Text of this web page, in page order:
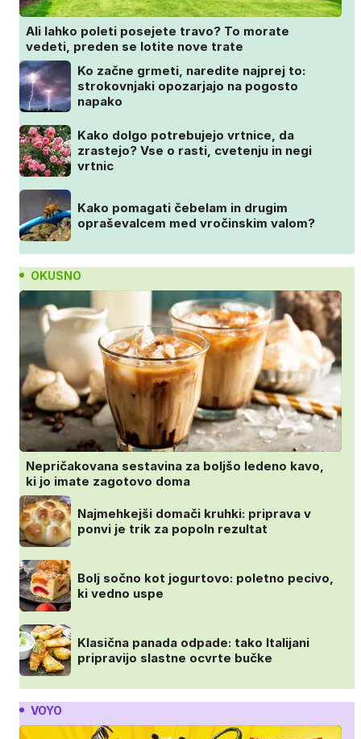
Ali lahko poleti posejete travo? To morate
vedeti, preden se lotite nove trate
Ko začne grmeti, naredite najprej to:
strokovnjaki opozarjajo na pogosto
napako
Kako dolgo potrebujejo vrtnice, da
zrastejo? Vse o rasti, cvetenju in negi
vrtnic
Kako pomagati čebelam in drugim
opraševalcem med vročinskim valom?
OKUSNO
Nepričakovana sestavina za boljšo ledeno kavo,
ki jo imate zagotovo doma
Najmehkejši domači kruhki: priprava v
ponvi je trik za popoln rezultat
Bolj sočno kot jogurtovo: poletno pecivo,
ki vedno uspe
Klasična panada odpade: tako Italijani
pripravijo slastne ocvrte bučke
VOYO